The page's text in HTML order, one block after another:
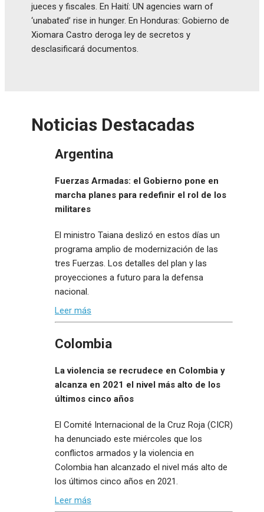
jueces y fiscales. En Haití: UN agencies warn of
‘unabated’ rise in hunger. En Honduras: Gobierno de
Xiomara Castro deroga ley de secretos y
desclasificará documentos.
Noticias Destacadas
Argentina
Fuerzas Armadas: el Gobierno pone en
marcha planes para redefinir el rol de los
militares
El ministro Taiana deslizó en estos días un
programa amplio de modernización de las
tres Fuerzas. Los detalles del plan y las
proyecciones a futuro para la defensa
nacional.
Leer más
Colombia
La violencia se recrudece en Colombia y
alcanza en 2021 el nivel más alto de los
últimos cinco años
El Comité Internacional de la Cruz Roja (CICR)
ha denunciado este miércoles que los
conflictos armados y la violencia en
Colombia han alcanzado el nivel más alto de
los últimos cinco años en 2021.
Leer más